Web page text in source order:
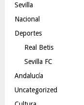
Sevilla
Nacional
Deportes
Real Betis
Sevilla FC
Andalucía
Uncategorized